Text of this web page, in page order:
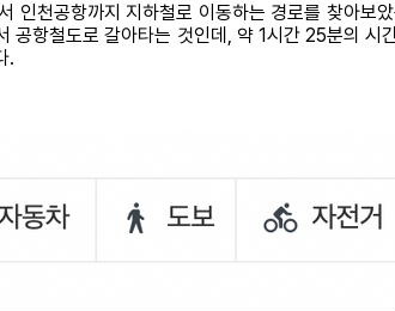
인천공항까지 지하철로 이동하는 경로를 찾아보
항철도로 갈아타는 것인데, 약 1시간 25분의
.